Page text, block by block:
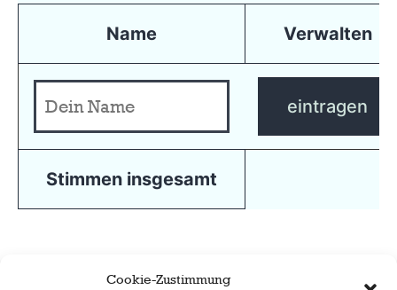
Cookie-Zustimmung
Name Verwalten
eintragen
Stimmen insgesamt